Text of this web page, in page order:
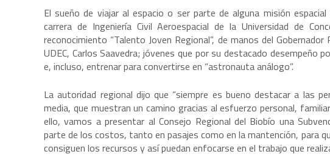
El sueño de viajar al espacio o ser parte de alguna misión
carrera de Ingeniería Civil Aeroespacial de la Universidad de
reconocimiento “Talento Joven Regional”, de manos del
UDEC, Carlos Saavedra; jóvenes que por su destacado desempeño
e, incluso, entrenar para convertirse en “astronauta análogo”.
La autoridad regional dijo que “siempre es bueno destacar a las
media, que muestran un camino gracias al esfuerzo personal,
ello, vamos a presentar al Consejo Regional del Biobío una
parte de los costos, tanto en pasajes como en la mantención, para
consiguen los recursos y así puedan enfocarse en el trabajo que